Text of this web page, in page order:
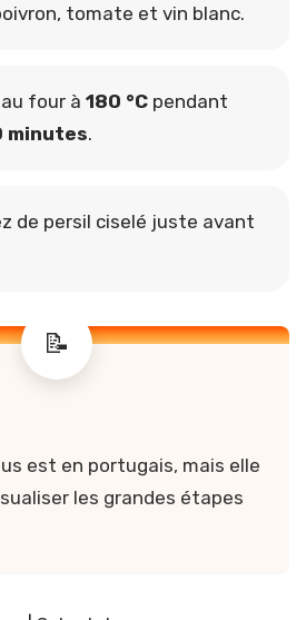
tomate et vin blanc.
four à 180 °Cpendant
minutes.
de persil ciselé juste avant
est en portugais, mais elle
les grandes étapes